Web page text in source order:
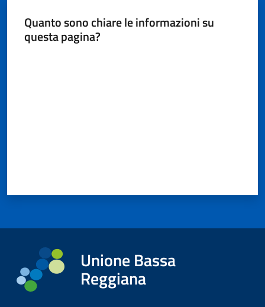
Quanto sono chiare le informazioni su
questa pagina?
Unione Bassa
Reggiana